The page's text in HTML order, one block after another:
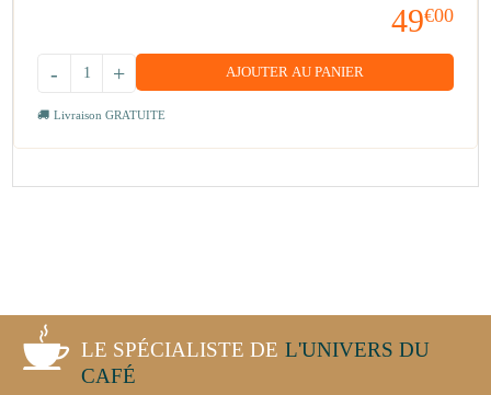
49€00
+
- AJOUTER AU PANIER
Livraison GRATUITE
LE SPÉCIALISTE DE L'UNIVERS DU
CAFÉ